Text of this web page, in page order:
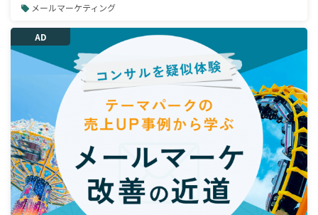
メールマーケティング
AD